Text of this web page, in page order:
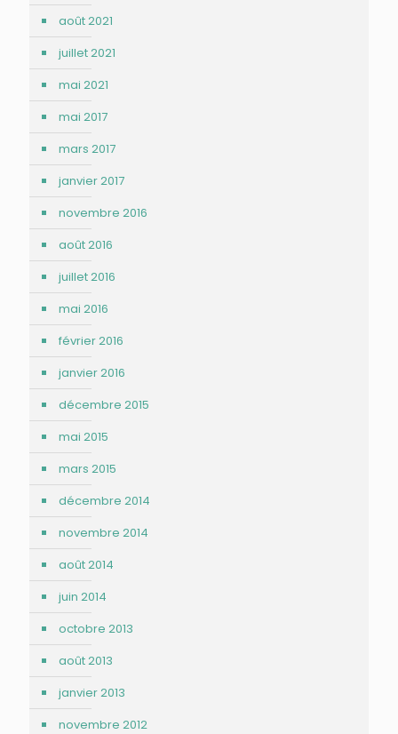
août 2021
juillet 2021
mai 2021
mai 2017
mars 2017
janvier 2017
novembre 2016
août 2016
juillet 2016
mai 2016
février 2016
janvier 2016
décembre 2015
mai 2015
mars 2015
décembre 2014
novembre 2014
août 2014
juin 2014
octobre 2013
août 2013
janvier 2013
novembre 2012